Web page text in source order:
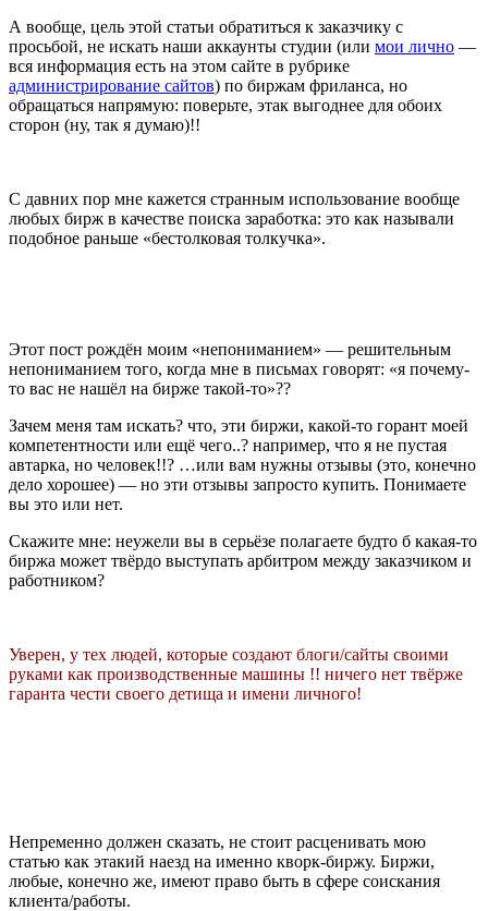
А вообще, цель этой статьи обратиться к заказчику с
просьбой, не искать наши аккаунты студии (или мои лично —
вся информация есть на этом сайте в рубрике
администрирование сайтов) по биржам фриланса, но
обращаться напрямую: поверьте, этак выгоднее для обоих
сторон (ну, так я думаю)!!
С давних пор мне кажется странным использование вообще
любых бирж в качестве поиска заработка: это как называли
подобное раньше «бестолковая толкучка».
Этот пост рождён моим «непониманием» — решительным
непониманием того, когда мне в письмах говорят: «я почему-
то вас не нашёл на бирже такой-то»??
Зачем меня там искать? что, эти биржи, какой-то горант моей
компетентности или ещё чего..? например, что я не пустая
автарка, но человек!!? …или вам нужны отзывы (это, конечно
дело хорошее) — но эти отзывы запросто купить. Понимаете
вы это или нет.
Скажите мне: неужели вы в серьёзе полагаете будто б какая-то
биржа может твёрдо выступать арбитром между заказчиком и
работником?
Уверен, у тех людей, которые создают блоги/сайты своими
руками как производственные машины !! ничего нет твёрже
гаранта чести своего детища и имени личного!
Непременно должен сказать, не стоит расценивать мою
статью как этакий наезд на именно кворк-биржу. Биржи,
любые, конечно же, имеют право быть в сфере соискания
клиента/работы.